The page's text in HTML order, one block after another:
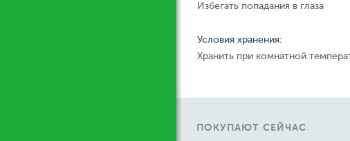
Избегать попадания в глаза
Условия хранения:
Хранить при комнатной
ПОКУПАЮТ СЕЙЧАС